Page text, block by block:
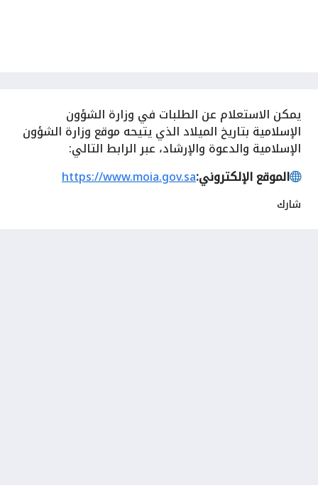
يمكن الاستعلام عن الطلبات في وزارة الشؤون
الإسلامية بتاريخ الميلاد الذي يتيحه موقع وزارة الشؤون
الإسلامية والدعوة والإرشاد، عبر الرابط التالي:
الموقع الإلكتروني:https://www.moia.gov.sa
شارك